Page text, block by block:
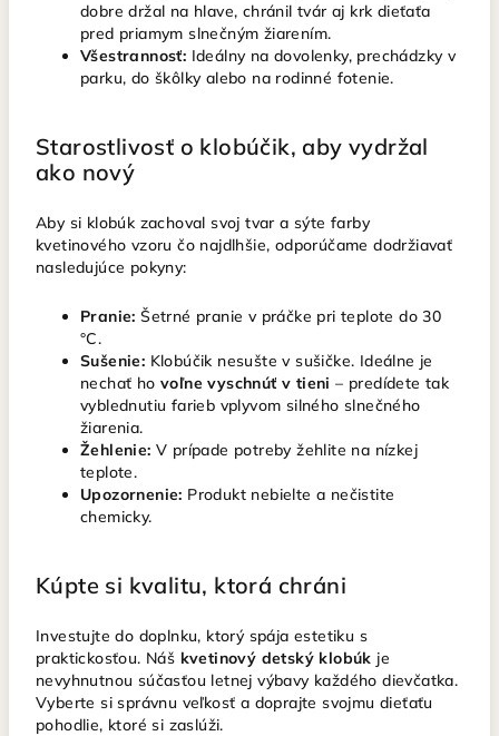
dobre držal na hlave, chránil tvár aj krk dieťaťa
pred priamym slnečným žiarením.
Všestrannosť: Ideálny na dovolenky, prechádzky v
parku, do škôlky alebo na rodinné fotenie.
Starostlivosť o klobúčik, aby vydržal
ako nový
Aby si klobúk zachoval svoj tvar a sýte farby
kvetinového vzoru čo najdlhšie, odporúčame dodržiavať
nasledujúce pokyny:
Pranie: Šetrné pranie v práčke pri teplote do 30
°C.
Sušenie: Klobúčik nesušte v sušičke. Ideálne je
nechať hovoľne vyschnúť v tieni – predídete tak
vyblednutiu farieb vplyvom silného slnečného
žiarenia.
Žehlenie: V prípade potreby žehlite na nízkej
teplote.
Upozornenie: Produkt nebielte a nečistite
chemicky.
Kúpte si kvalitu, ktorá chráni
Investujte do doplnku, ktorý spája estetiku s
praktickosťou. Náš kvetinový detský klobúk je
nevyhnutnou súčasťou letnej výbavy každého dievčatka.
Vyberte si správnu veľkosť a doprajte svojmu dieťaťu
pohodlie, ktoré si zaslúži.